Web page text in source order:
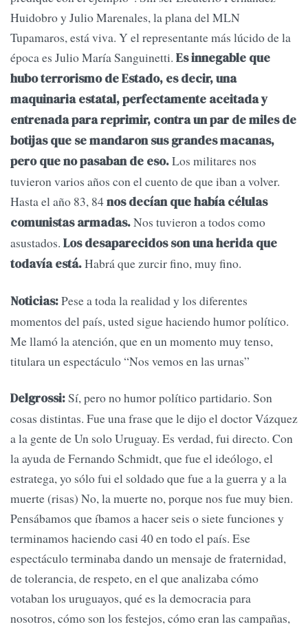
Huidobro y Julio Marenales, la plana del MLN
Tupamaros, está viva. Y el representante más lúcido de la
época es Julio María Sanguinetti. Es innegable que
hubo terrorismo de Estado, es decir, una
maquinaria estatal, perfectamente aceitada y
entrenada para reprimir, contra un par de miles de
botijas que se mandaron sus grandes macanas,
pero que no pasaban de eso.Los militares nos
tuvieron varios años con el cuento de que iban a volver.
Hasta el año 83, 84nos decían que había células
comunistas armadas.Nos tuvieron a todos como
asustados. Los desaparecidos son una herida que
todavía está.Habrá que zurcir fino, muy fino.
Noticias:Pese a toda la realidad y los diferentes
momentos del país, usted sigue haciendo humor político.
Me llamó la atención, que en un momento muy tenso,
titulara un espectáculo “Nos vemos en las urnas”
Delgrossi:Sí, pero no humor político partidario. Son
cosas distintas. Fue una frase que le dijo el doctor Vázquez
a la gente de Un solo Uruguay. Es verdad, fui directo. Con
la ayuda de Fernando Schmidt, que fue el ideólogo, el
estratega, yo sólo fui el soldado que fue a la guerra y a la
muerte (risas) No, la muerte no, porque nos fue muy bien.
Pensábamos que íbamos a hacer seis o siete funciones y
terminamos haciendo casi 40 en todo el país. Ese
espectáculo terminaba dando un mensaje de fraternidad,
de tolerancia, de respeto, en el que analizaba cómo
votaban los uruguayos, qué es la democracia para
nosotros, cómo son los festejos, cómo eran las campañas,